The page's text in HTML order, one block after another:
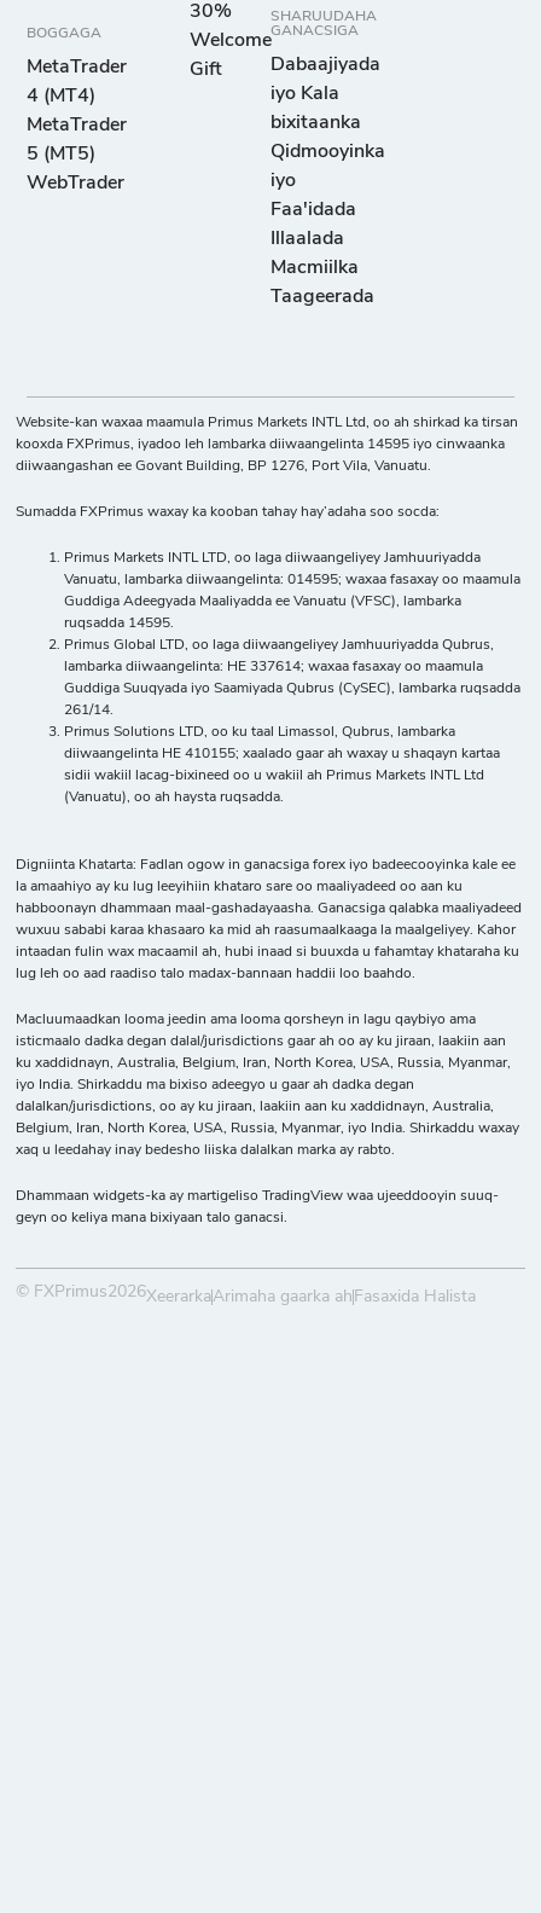
Doolarka
Mareykanka
iyo Yeenta
Jabaan
22
USD/ZAR
BOGGAGA
MetaTrader
4 (MT4)
MetaTrader
5 (MT5)
WebTrader
30%
Welcome
Gift
SHARUUDAHA
GANACSIGA
Dabaajiyada
iyo Kala
bixitaanka
Qidmooyinka
iyo
Faa'idada
Illaalada
Macmiilka
Taageerada
Website-kan waxaa maamula Primus Markets INTL Ltd, oo ah shirkad ka tirsan
kooxda FXPrimus, iyadoo leh lambarka diiwaangelinta 14595 iyo cinwaanka
diiwaangashan ee Govant Building, BP 1276, Port Vila, Vanuatu.
Sumadda FXPrimus waxay ka kooban tahay hay’adaha soo socda:
Primus Markets INTL LTD, oo laga diiwaangeliyey Jamhuuriyadda
Vanuatu, lambarka diiwaangelinta: 014595; waxaa fasaxay oo maamula
Guddiga Adeegyada Maaliyadda ee Vanuatu (VFSC), lambarka
ruqsadda 14595.
Primus Global LTD, oo laga diiwaangeliyey Jamhuuriyadda Qubrus,
lambarka diiwaangelinta: HE 337614; waxaa fasaxay oo maamula
Guddiga Suuqyada iyo Saamiyada Qubrus (CySEC), lambarka ruqsadda
261/14.
Primus Solutions LTD, oo ku taal Limassol, Qubrus, lambarka
diiwaangelinta HE 410155; xaalado gaar ah waxay u shaqayn kartaa
sidii wakiil lacag-bixineed oo u wakiil ah Primus Markets INTL Ltd
(Vanuatu), oo ah haysta ruqsadda.
Digniinta Khatarta: Fadlan ogow in ganacsiga forex iyo badeecooyinka kale ee
la amaahiyo ay ku lug leeyihiin khataro sare oo maaliyadeed oo aan ku
habboonayn dhammaan maal-gashadayaasha. Ganacsiga qalabka maaliyadeed
wuxuu sababi karaa khasaaro ka mid ah raasumaalkaaga la maalgeliyey. Kahor
intaadan fulin wax macaamil ah, hubi inaad si buuxda u fahamtay khataraha ku
lug leh oo aad raadiso talo madax-bannaan haddii loo baahdo.
Macluumaadkan looma jeedin ama looma qorsheyn in lagu qaybiyo ama
isticmaalo dadka degan dalal/jurisdictions gaar ah oo ay ku jiraan, laakiin aan
ku xaddidnayn, Australia, Belgium, Iran, North Korea, USA, Russia, Myanmar,
iyo India. Shirkaddu ma bixiso adeegyo u gaar ah dadka degan
dalalkan/jurisdictions, oo ay ku jiraan, laakiin aan ku xaddidnayn, Australia,
Belgium, Iran, North Korea, USA, Russia, Myanmar, iyo India. Shirkaddu waxay
xaq u leedahay inay bedesho liiska dalalkan marka ay rabto.
Dhammaan widgets-ka ay martigeliso TradingView waa ujeeddooyin suuq-
geyn oo keliya mana bixiyaan talo ganacsi.
© FXPrimus2026XeerarkaArimaha gaarka ah Fasaxida Halista